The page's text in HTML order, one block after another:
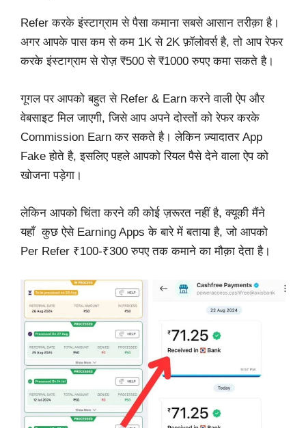
Refer करके इंस्टाग्राम से पैसा कमाना सबसे आसान तरीक़ा है।
अगर आपके पास कम से कम 1K से 2K फ़ॉलोवर्स है, तो आप रेफर
करके इंस्टाग्राम से रोज़ ₹500 से ₹1000 रुपए कमा सकते है।
गूगल पर आपको बहुत से Refer & Earn करने वाली ऐप और
वेबसाइट मिल जाएगी, जिसे आप अपने दोस्तों को रेफर करके
Commission Earn कर सकते है। लेकिन ज़्यादातर App
Fake होते है, इसलिए पहले आपको रियल पैसे देने वाला ऐप को
खोजना पड़ेगा।
लेकिन आपको चिंता करने की कोई ज़रूरत नहीं है, क्यूकी मैंने
यहाँ कुछ ऐसे Earning Apps के बारे में बताया है, जो आपको
Per Refer ₹100-₹300 रुपए तक कमाने का मौक़ा देता है।